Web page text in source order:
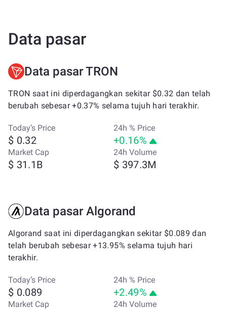
Data pasar
Data pasar TRON
TRON saat ini diperdagangkan sekitar $0.32 dan telah
berubah sebesar +0.37% selama tujuh hari terakhir.
Today’s Price
$ 0.32
24h % Price
+0.16%
Market Cap
$ 31.1B
24h Volume
$ 397.3M
Data pasar Algorand
Algorand saat ini diperdagangkan sekitar $0.089 dan
telah berubah sebesar +13.95% selama tujuh hari
terakhir.
Today’s Price
$ 0.089
24h % Price
+2.49%
Market Cap 24h Volume